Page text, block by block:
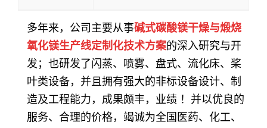
多年来，公司主要从事碱式碳酸镁干燥与煅烧
氧化镁生产线定制化技术方案的深入研究与开
发；也研发了闪蒸、喷雾、盘式、流化床、桨
叶类设备，并且拥有强大的非标设备设计、制
造及工程能力，成果颇丰，业绩 ！并以优良的
服务、合理的价格，竭诚为全国医药、化工、